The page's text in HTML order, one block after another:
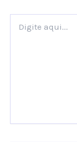
aqui...